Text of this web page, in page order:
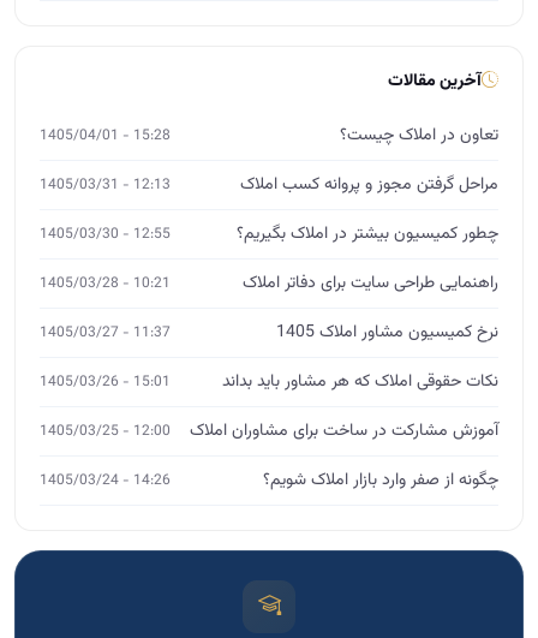
آخرین مقالات
تعاون در املاک چیست؟ 15:28 - 1405/04/01
مراحل گرفتن مجوز و پروانه کسب املاک 12:13 - 1405/03/31
چطور کمیسیون بیشتر در املاک بگیریم؟ 12:55 - 1405/03/30
راهنمایی طراحی سایت برای دفاتر املاک 10:21 - 1405/03/28
نرخ کمیسیون مشاور املاک 1405 11:37 - 1405/03/27
نکات حقوقی املاک که هر مشاور باید بداند 15:01 - 1405/03/26
آموزش مشارکت در ساخت برای مشاوران املاک 12:00 - 1405/03/25
چگونه از صفر وارد بازار املاک شویم؟ 14:26 - 1405/03/24